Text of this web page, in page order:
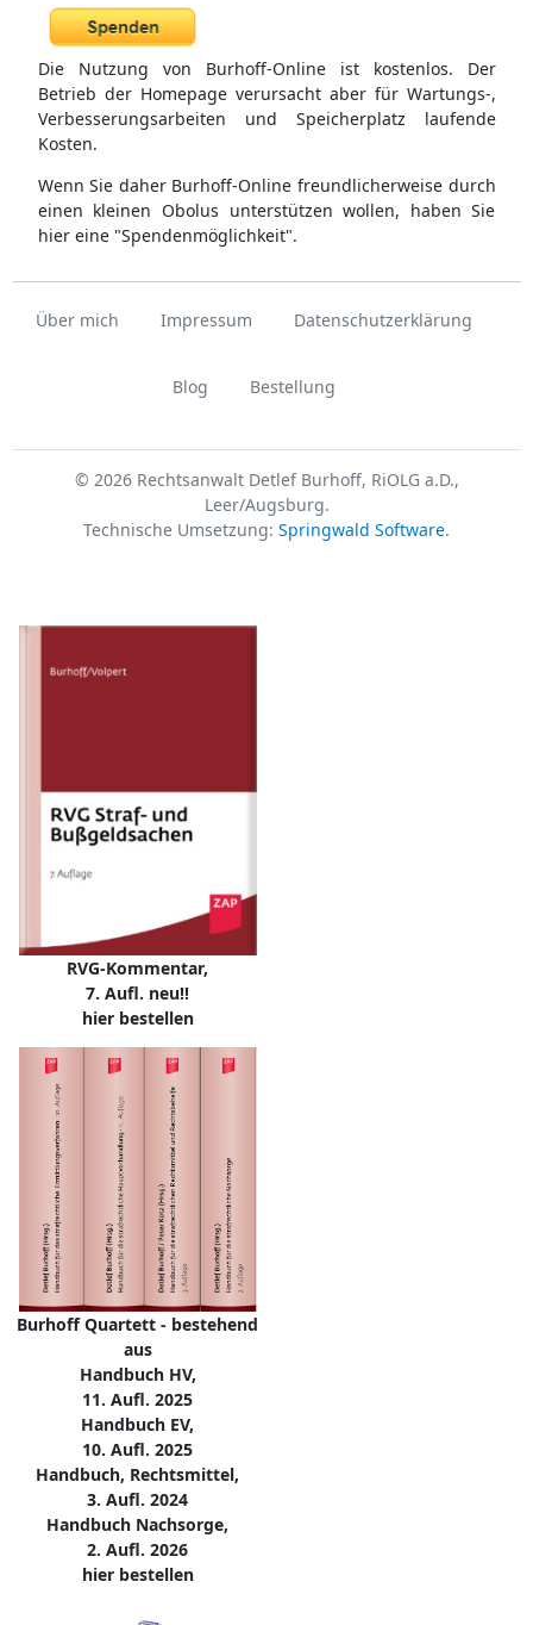
Die Nutzung von Burhoff-Online ist kostenlos. Der
Betrieb der Homepage verursacht aber für Wartungs-,
Verbesserungsarbeiten und Speicherplatz laufende
Kosten.
Wenn Sie daher Burhoff-Online freundlicherweise durch
einen kleinen Obolus unterstützen wollen, haben Sie
hier eine "Spendenmöglichkeit".
Über mich Impressum Datenschutzerklärung
Blog Bestellung
© 2026 Rechtsanwalt Detlef Burhoff, RiOLG a.D.,
Leer/Augsburg.
Technische Umsetzung: Springwald Software.
RVG-Kommentar,
7. Aufl. neu!!
hier bestellen
Burhoff Quartett - bestehend
aus
Handbuch HV,
11. Aufl. 2025
Handbuch EV,
10. Aufl. 2025
Handbuch, Rechtsmittel,
3. Aufl. 2024
Handbuch Nachsorge,
2. Aufl. 2026
hier bestellen